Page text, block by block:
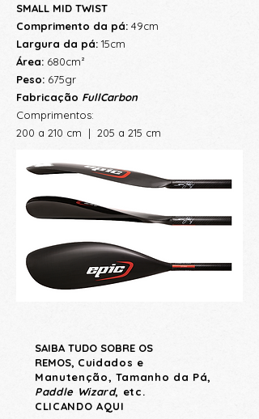
SMALL MID TWIST
Comprimento da pá: 49cm
Largura da pá: 15cm
Área: 680cm²
Peso: 675gr
Fabricação FullCarbon
Comprimentos:
200 a 210 cm | 205 a 215 cm
SAIBA TUDO SOBRE OS
REMOS, Cuidados e
Manutenção, Tamanho da Pá,
Paddle Wizard, etc.
CLICANDO AQUI